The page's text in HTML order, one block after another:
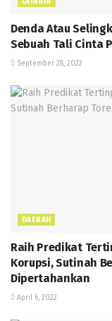
Denda Atau
Sebuah Tali Cinta
September 28, 2022
DAERAH
Raih Predikat
Korupsi, Sutinah
Dipertahankan
April 6, 2022